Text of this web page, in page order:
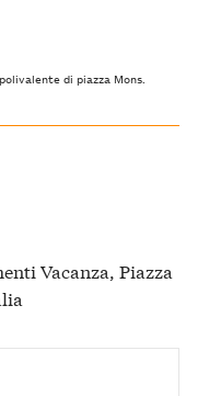
di piazza Mons.
Vacanza, Piazza